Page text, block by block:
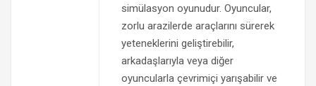
simülasyon oyunudur. Oyuncular,
zorlu arazilerde araçlarını sürerek
yeteneklerini geliştirebilir,
arkadaşlarıyla veya diğer
oyuncularla çevrimiçi yarışabilir ve